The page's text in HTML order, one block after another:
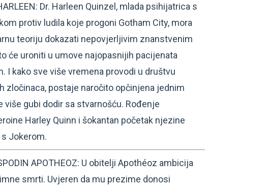
Dr. Harleen Quinzel, mlada psihijatrica s
protiv ludila koje progoni Gotham City, mora
teoriju dokazati nepovjerljivim znanstvenim
će uroniti u umove najopasnijih pacijenata
I kako sve više vremena provodi u društvu
zločinaca, postaje naročito opčinjena jednim
gubi dodir sa stvarnošću. Rođenje
Harley Quinn i šokantan početak njezine
Jokerom.
APOTHEOZ: U obitelji Apothéoz ambicija
smrti. Uvjeren da mu prezime donosi